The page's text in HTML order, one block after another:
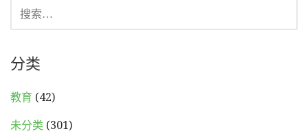
索：
分类
教育 (42)
未分类 (301)